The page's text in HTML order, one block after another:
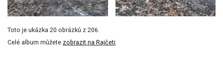
Toto je ukázka 20 obrázků z 206.
Celé album můžete zobrazit na Rajčeti